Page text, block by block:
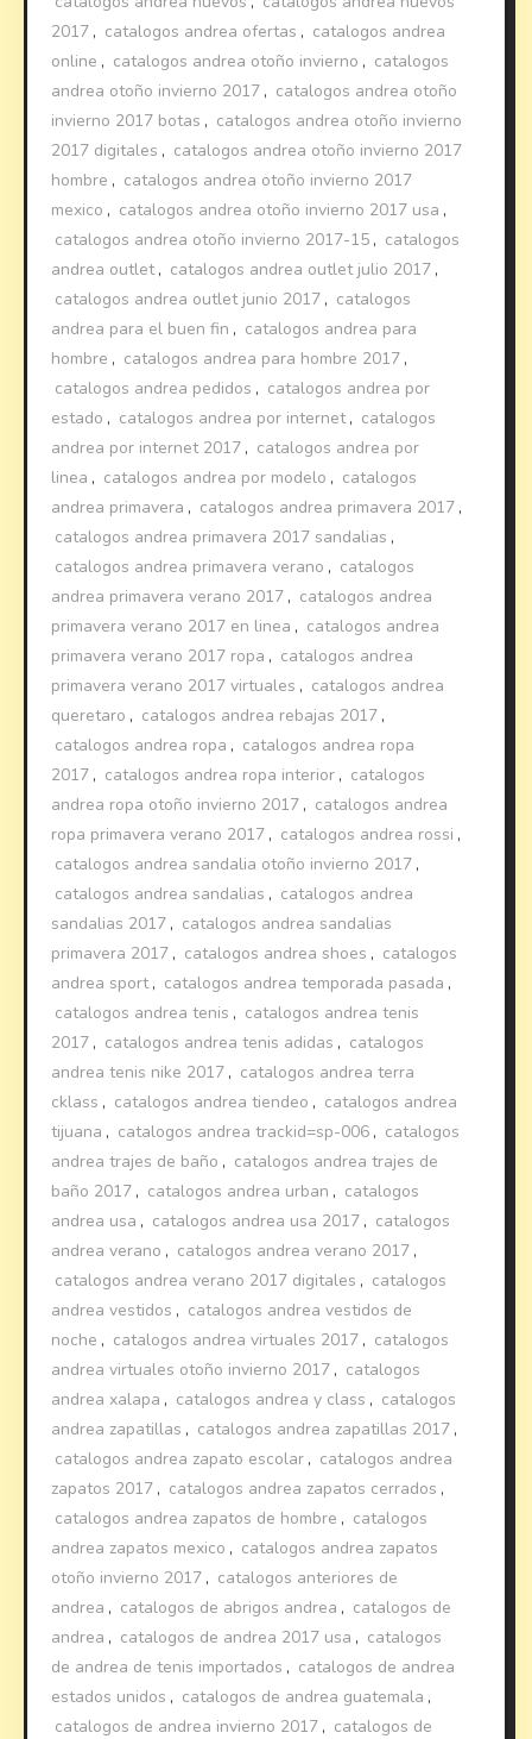
2017 , catalogos andrea ofertas , catalogos andrea
online , catalogos andrea otoño invierno , catalogos
andrea otoño invierno 2017 , catalogos andrea otoño
invierno 2017 botas , catalogos andrea otoño invierno
2017 digitales , catalogos andrea otoño invierno 2017
hombre , catalogos andrea otoño invierno 2017
mexico , catalogos andrea otoño invierno 2017 usa ,
catalogos andrea otoño invierno 2017-15 , catalogos
andrea outlet, catalogos andrea outlet julio 2017 ,
catalogos andrea outlet junio 2017 , catalogos
andrea para el buen fin , catalogos andrea para
hombre , catalogos andrea para hombre 2017 ,
catalogos andrea pedidos , catalogos andrea por
estado , catalogos andrea por internet, catalogos
andrea por internet 2017 , catalogos andrea por
linea , catalogos andrea por modelo , catalogos
andrea primavera , catalogos andrea primavera 2017 ,
catalogos andrea primavera 2017 sandalias ,
catalogos andrea primavera verano , catalogos
andrea primavera verano 2017 , catalogos andrea
primavera verano 2017 en linea , catalogos andrea
primavera verano 2017 ropa , catalogos andrea
primavera verano 2017 virtuales , catalogos andrea
queretaro , catalogos andrea rebajas 2017 ,
catalogos andrea ropa , catalogos andrea ropa
2017 , catalogos andrea ropa interior , catalogos
andrea ropa otoño invierno 2017 , catalogos andrea
ropa primavera verano 2017 , catalogos andrea rossi ,
catalogos andrea sandalia otoño invierno 2017 ,
catalogos andrea sandalias , catalogos andrea
sandalias 2017 , catalogos andrea sandalias
primavera 2017 , catalogos andrea shoes , catalogos
andrea sport, catalogos andrea temporada pasada ,
catalogos andrea tenis , catalogos andrea tenis
2017 , catalogos andrea tenis adidas , catalogos
andrea tenis nike 2017 , catalogos andrea terra
cklass , catalogos andrea tiendeo , catalogos andrea
tijuana , catalogos andrea trackid=sp-006 , catalogos
andrea trajes de baño , catalogos andrea trajes de
baño 2017 , catalogos andrea urban , catalogos
andrea usa , catalogos andrea usa 2017 , catalogos
andrea verano , catalogos andrea verano 2017 ,
catalogos andrea verano 2017 digitales , catalogos
andrea vestidos , catalogos andrea vestidos de
noche , catalogos andrea virtuales 2017 , catalogos
andrea virtuales otoño invierno 2017 , catalogos
andrea xalapa , catalogos andrea y class , catalogos
andrea zapatillas , catalogos andrea zapatillas 2017 ,
catalogos andrea zapato escolar , catalogos andrea
zapatos 2017 , catalogos andrea zapatos cerrados ,
catalogos andrea zapatos de hombre , catalogos
andrea zapatos mexico , catalogos andrea zapatos
otoño invierno 2017 , catalogos anteriores de
andrea , catalogos de abrigos andrea , catalogos de
andrea , catalogos de andrea 2017 usa , catalogos
de andrea de tenis importados , catalogos de andrea
estados unidos , catalogos de andrea guatemala ,
catalogos de andrea invierno 2017 , catalogos de